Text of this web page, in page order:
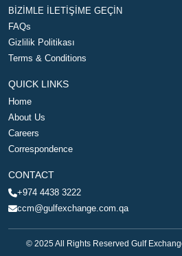
BİZİMLE İLETİŞİME GEÇİN
FAQs
Gizlilik Politikası
Terms & Conditions
QUICK LINKS
Home
About Us
Careers
Correspondence
CONTACT
+974 4438 3222
ccm@gulfexchange.com.qa
© 2025 All Rights Reserved Gulf